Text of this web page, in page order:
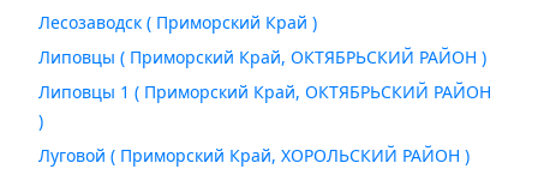
Лесозаводск ( Приморский Край )
Липовцы ( Приморский Край, ОКТЯБРЬСКИЙ РАЙОН )
Липовцы 1 ( Приморский Край, ОКТЯБРЬСКИЙ РАЙОН
)
Луговой ( Приморский Край, ХОРОЛЬСКИЙ РАЙОН )